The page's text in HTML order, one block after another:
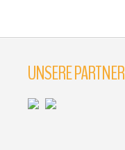
UNSERE PARTNER